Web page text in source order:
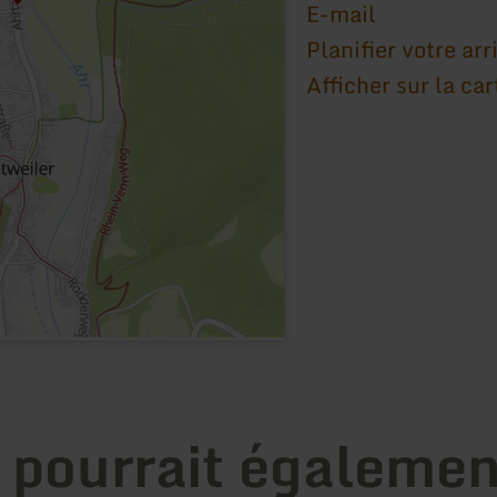
E-mail
Planifier votre
Afficher sur la